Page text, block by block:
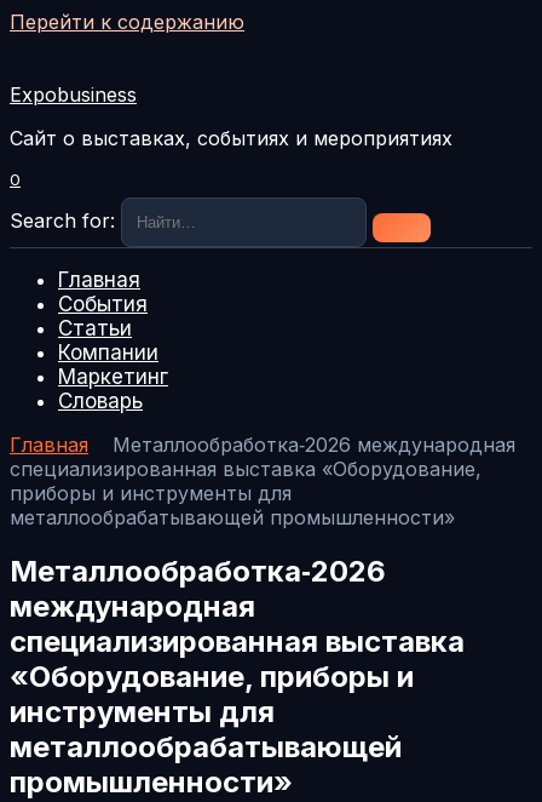
Перейти к содержанию
Expobusiness
Сайт о выставках, событиях и мероприятиях
0
Search for:
Главная
События
Статьи
Компании
Маркетинг
Словарь
Главная
Металлообработка‑2026 международная
специализированная выставка «Оборудование,
приборы и инструменты для
металлообрабатывающей промышленности»
Металлообработка‑2026
международная
специализированная выставка
«Оборудование, приборы и
инструменты для
металлообрабатывающей
промышленности»